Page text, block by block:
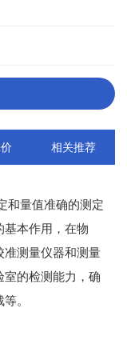
相关推荐
和量值准确的测定
基本作用，在物
准测量仪器和测量
的检测能力，确
。